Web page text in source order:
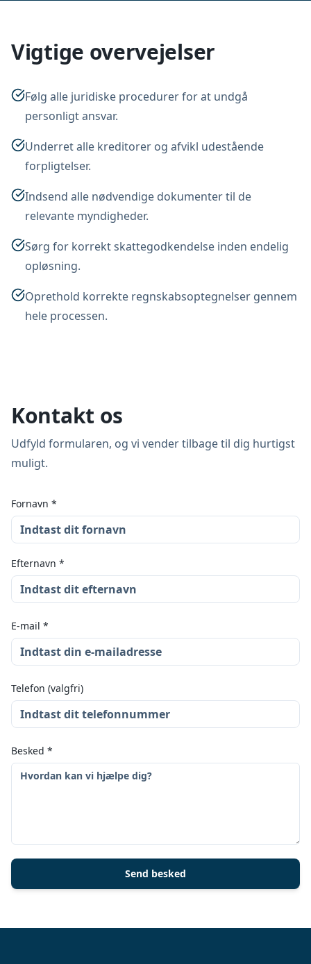
Vigtige overvejelser
Følg alle juridiske procedurer for at undgå
personligt ansvar.
Underret alle kreditorer og afvikl udestående
forpligtelser.
Indsend alle nødvendige dokumenter til de
relevante myndigheder.
Sørg for korrekt skattegodkendelse inden endelig
opløsning.
Oprethold korrekte regnskabsoptegnelser gennem
hele processen.
Kontakt os
Udfyld formularen, og vi vender tilbage til dig hurtigst
muligt.
Fornavn *
Efternavn *
E-mail *
Telefon (valgfri)
Besked *
Send besked